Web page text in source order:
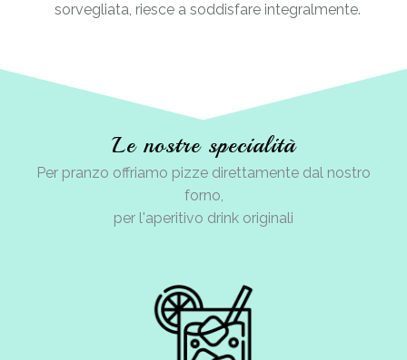
sorvegliata, riesce a soddisfare integralmente.
Le nostre specialità
Per pranzo offriamo pizze direttamente dal nostro
forno,
per l'aperitivo drink originali